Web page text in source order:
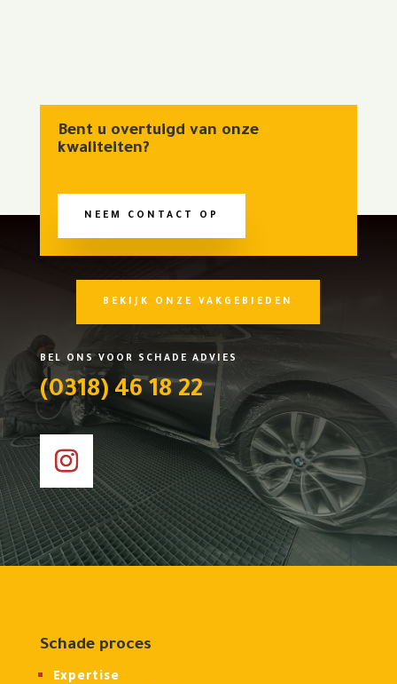
Bent u overtuigd van onze
kwaliteiten?
NEEM CONTACT OP
BEKIJK ONZE VAKGEBIEDEN
BEL ONS VOOR SCHADE ADVIES
(0318) 46 18 22
Schade proces
Expertise